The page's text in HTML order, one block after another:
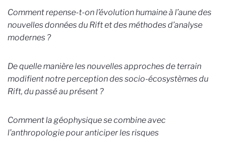
Comment repense-t-on l’évolution humaine à l’aune des
nouvelles données du Rift et des méthodes d’analyse
modernes ?
De quelle manière les nouvelles approches de terrain
modifient notre perception des socio-écosystèmes du
Rift, du passé au présent ?
Comment la géophysique se combine avec
l’anthropologie pour anticiper les risques